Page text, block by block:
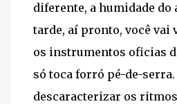
diferente, a humidade
tarde, aí pronto, você vai
os instrumentos oficias
só toca forró pé-de-
descaracterizar os